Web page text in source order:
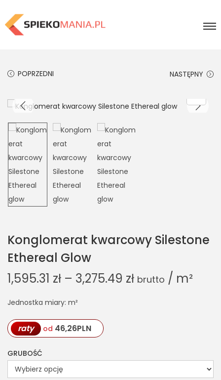
POPRZEDNI NASTĘPNY
Konglomerat kwarcowy Silestone
Ethereal Glow
1,595.31 zł – 3,275.49 zł brutto / m²
Jednostka miary: m²
raty od 46,26PLN
GRUBOŚĆ